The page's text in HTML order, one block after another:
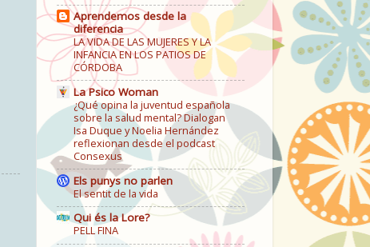
Aprendemos desde la
diferencia
LA VIDA DE LAS MUJERES Y LA
INFANCIA EN LOS PATIOS DE
CÓRDOBA
La Psico Woman
¿Qué opina la juventud española
sobre la salud mental? Dialogan
Isa Duque y Noelia Hernández
reflexionan desde el podcast
Consexus
Els punys no parlen
El sentit de la vida
Qui és la Lore?
PELL FINA